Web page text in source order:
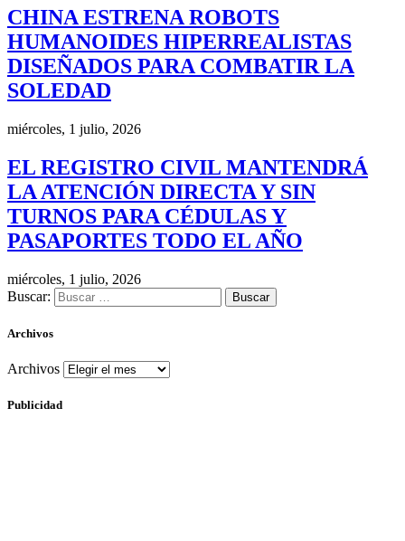
CHINA ESTRENA ROBOTS
HUMANOIDES HIPERREALISTAS
DISEÑADOS PARA COMBATIR LA
SOLEDAD
miércoles, 1 julio, 2026
EL REGISTRO CIVIL MANTENDRÁ
LA ATENCIÓN DIRECTA Y SIN
TURNOS PARA CÉDULAS Y
PASAPORTES TODO EL AÑO
miércoles, 1 julio, 2026
Buscar:
Archivos
Archivos
Publicidad